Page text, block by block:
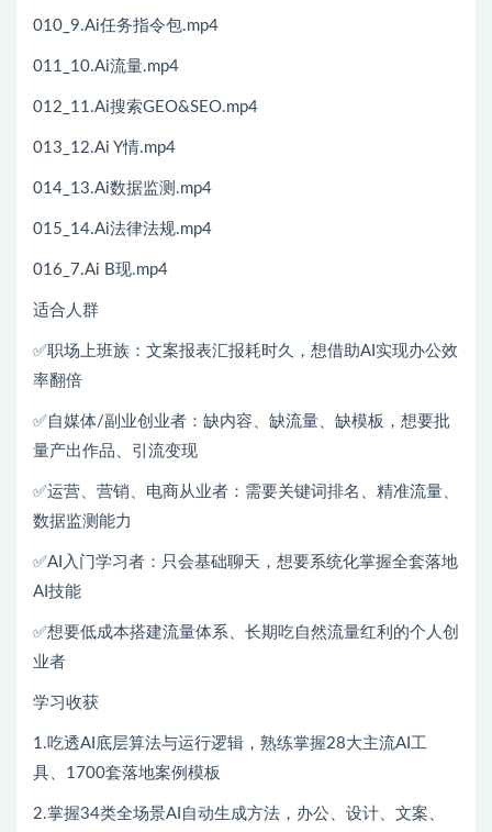
010_9.Ai任务指令包.mp4
011_10.Ai流量.mp4
012_11.Ai搜索GEO&SEO.mp4
013_12.Ai Y情.mp4
014_13.Ai数据监测.mp4
015_14.Ai法律法规.mp4
016_7.Ai B现.mp4
适合人群
✅职场上班族：文案报表汇报耗时久，想借助AI实现办公效
率翻倍
✅自媒体/副业创业者：缺内容、缺流量、缺模板，想要批
量产出作品、引流变现
✅运营、营销、电商从业者：需要关键词排名、精准流量、
数据监测能力
✅AI入门学习者：只会基础聊天，想要系统化掌握全套落地
AI技能
✅想要低成本搭建流量体系、长期吃自然流量红利的个人创
业者
学习收获
1.吃透AI底层算法与运行逻辑，熟练掌握28大主流AI工
具、1700套落地案例模板
2.掌握34类全场景AI自动生成方法，办公、设计、文案、